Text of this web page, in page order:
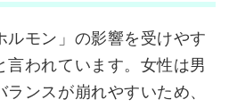
ルモン」の影響を受けやす
言われています。女性は男
ンスが崩れやすいため、